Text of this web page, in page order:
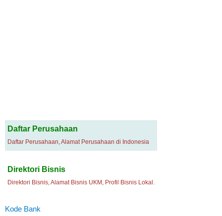
Daftar Perusahaan
Daftar Perusahaan, Alamat Perusahaan di Indonesia
Direktori Bisnis
Direktori Bisnis, Alamat Bisnis UKM, Profil Bisnis Lokal.
Kode Bank